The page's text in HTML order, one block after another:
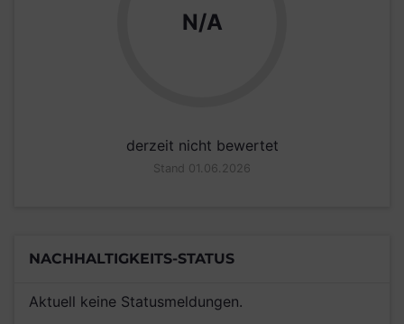
N/A
derzeit nicht bewertet
Stand 01.06.2026
NACHHALTIGKEITS-STATUS
Aktuell keine Statusmeldungen.